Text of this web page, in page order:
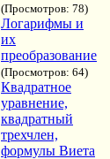
(Просмотров: 78)
Логарифмы и
их
преобразование
(Просмотров: 64)
Квадратное
уравнение,
квадратный
трехчлен,
формулы Виета